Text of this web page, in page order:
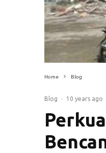
Home Blog
Blog · 10 years ago